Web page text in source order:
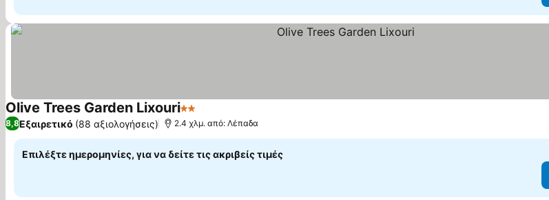
Olive Trees Garden Lixouri2 Αστέρια
8,8Εξαιρετικό (88 αξιολογήσεις) 2.4 χλμ. από: Λέπαδα
Επιλέξτε ημερομηνίες, για να δείτε τις ακριβείς τιμές